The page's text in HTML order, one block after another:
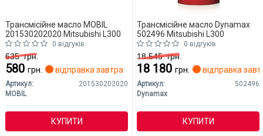
Трансмісійне масло MOBIL
201530202020 Mitsubishi L300
0 відгуків
635грн.
580 грн. відправка завтра
Артикул:
201530202020
MOBIL
КУПИТИ
Трансмісійне масло Dynamax
502496 Mitsubishi L300
0 відгуків
18 545грн.
18 180 грн. відправка
Артикул:
502496
Dynamax
КУПИТИ